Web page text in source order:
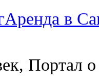
Аренда в
Портал